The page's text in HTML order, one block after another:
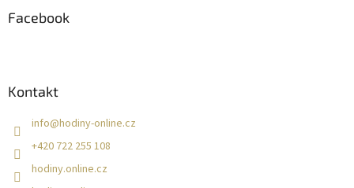
Facebook
Kontakt
info@hodiny-online.cz
+420 722 255 108
hodiny.online.cz